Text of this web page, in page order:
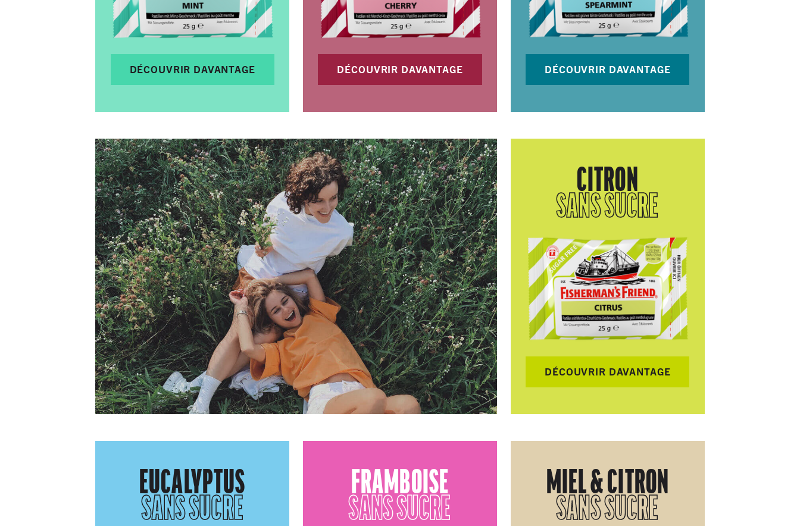
DÉCOUVRIR DAVANTAGE DÉCOUVRIR DAVANTAGE DÉCOUVRIR DAVANTAGE
CITRON
SANS SUCRE
DÉCOUVRIR DAVANTAGE
EUCALYPTUS
SANS SUCRE
FRAMBOISE
SANS SUCRE
MIEL & CITRON
SANS SUCRE